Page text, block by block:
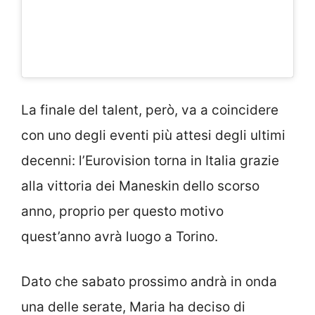
La finale del talent, però, va a coincidere
con uno degli eventi più attesi degli ultimi
decenni: l’Eurovision torna in Italia grazie
alla vittoria dei Maneskin dello scorso
anno, proprio per questo motivo
quest’anno avrà luogo a Torino.
Dato che sabato prossimo andrà in onda
una delle serate, Maria ha deciso di